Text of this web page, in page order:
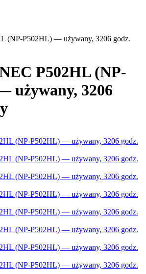
(NP-P502HL) — używany, 3206 godz.
P502HL (NP-
używany, 3206